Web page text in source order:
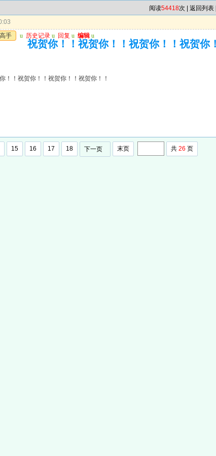
阅读54418次 | 返回列表
手 u 历史记录 u 回复 u 编辑 u
祝贺你！！祝贺你！！祝贺你！！祝贺你
！！祝贺你！！祝贺你！！祝贺你！！
15 16 17 18 下一页 末页 共 26 页